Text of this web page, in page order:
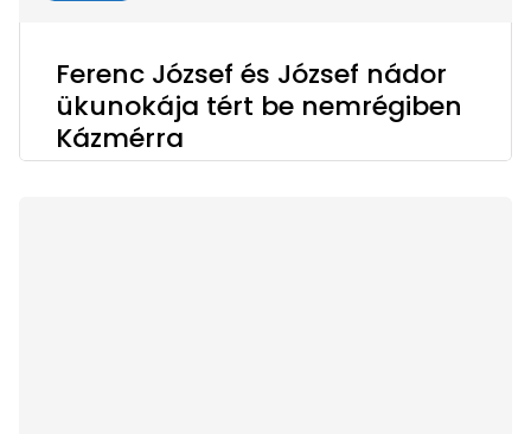
Ferenc József és József nádor
ükunokája tért be nemrégiben
Kázmérra